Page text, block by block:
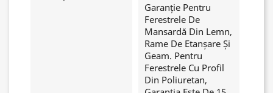
Garanție Pentru
Ferestrele De
Mansardă Din Lemn,
Rame De Etanșare Și
Geam. Pentru
Ferestrele Cu Profil
Din Poliuretan,